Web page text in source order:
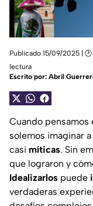
Publicado 15/09/2025 | 🕑
lectura
Escrito por: Abril
Cuando pensamos
solemos imaginar a
casi míticas. Sin
que lograron y
Idealizarlos puede
verdaderas